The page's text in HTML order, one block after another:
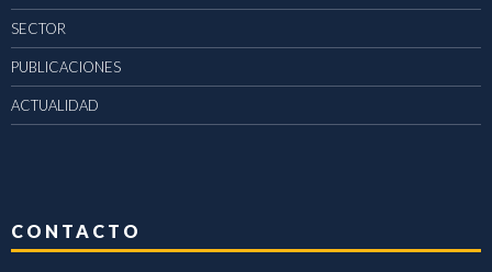
SECTOR
PUBLICACIONES
ACTUALIDAD
CONTACTO